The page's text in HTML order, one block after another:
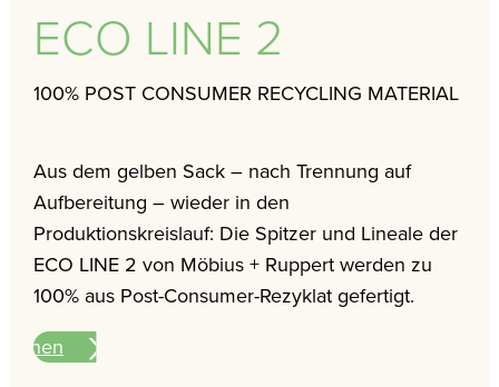
ECO LINE 2
100% POST CONSUMER RECYCLING MATERIAL
Aus dem gelben Sack – nach Trennung auf
Aufbereitung – wieder in den
Produktionskreislauf: Die Spitzer und Lineale der
ECO LINE 2 von Möbius + Ruppert werden zu
100% aus Post-Consumer-Rezyklat gefertigt.